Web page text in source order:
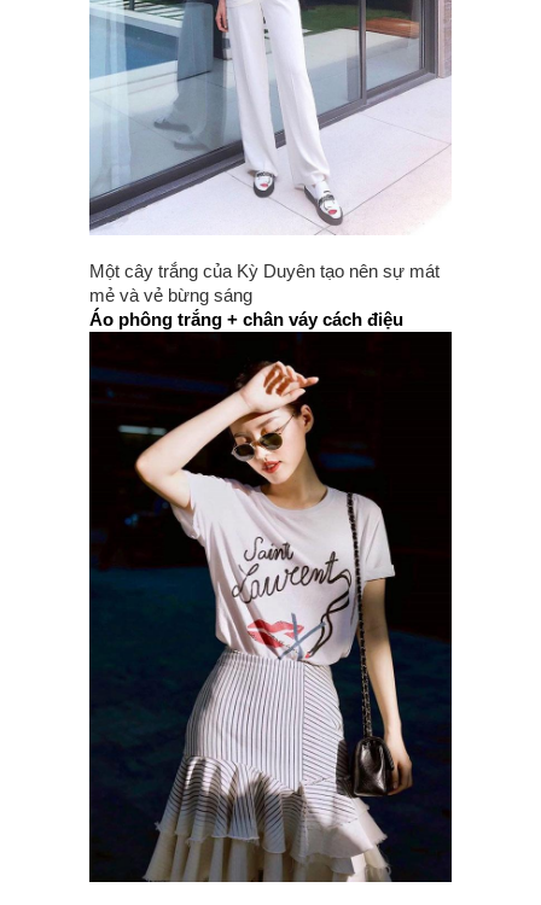
Một cây trắng của Kỳ Duyên tạo nên sự mát
mẻ và vẻ bừng sáng
Áo phông trắng + chân váy cách điệu